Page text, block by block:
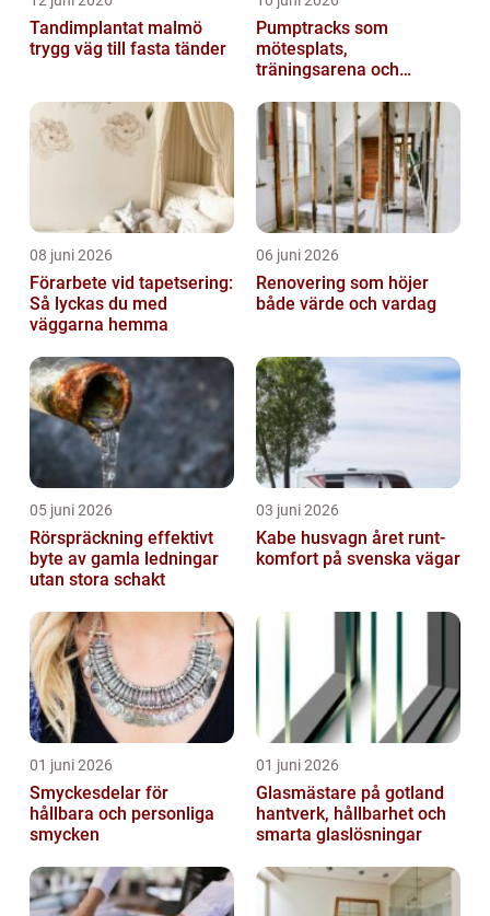
Tandimplantat malmö
trygg väg till fasta tänder
Pumptracks som
mötesplats,
träningsarena och
08 juni 2026
Förarbete vid tapetsering:
Så lyckas du med
väggarna hemma
06 juni 2026
Renovering som höjer
både värde och vardag
05 juni 2026
Rörspräckning effektivt
byte av gamla ledningar
utan stora schakt
03 juni 2026
Kabe husvagn året runt-
komfort på svenska vägar
01 juni 2026
Smyckesdelar för
hållbara och personliga
smycken
01 juni 2026
Glasmästare på gotland
hantverk, hållbarhet och
smarta glaslösningar